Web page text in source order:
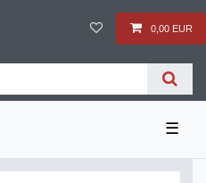
0,00 EUR
☰